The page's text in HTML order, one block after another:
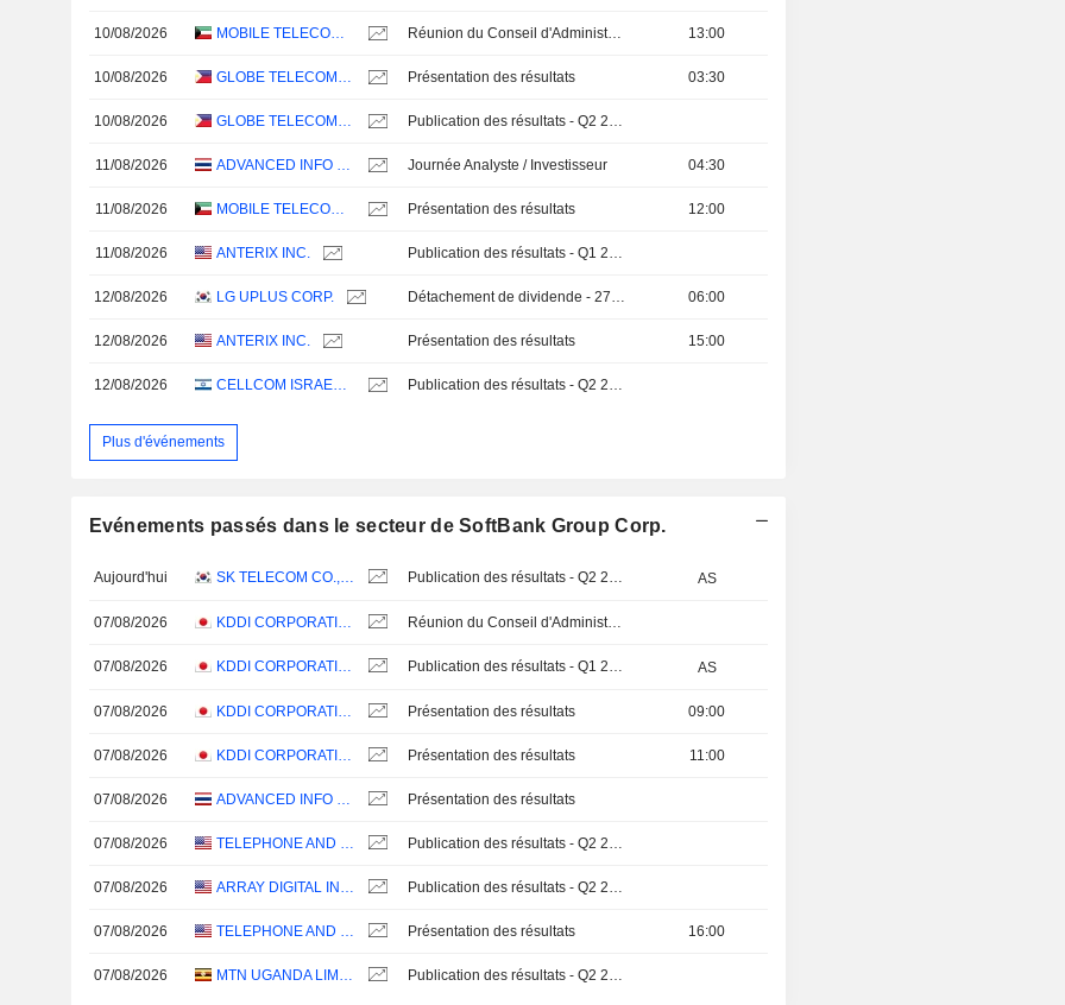
10/08/2026 MOBILE TELECOMMUNICATIONS COMPANY K.S.C.P. Réunion du Conseil d'Administration 13:00
10/08/2026 GLOBE TELECOM, INC. Présentation des résultats 03:30
10/08/2026 GLOBE TELECOM, INC. Publication des résultats - Q2 2026
11/08/2026 ADVANCED INFO SERVICE Journée Analyste / Investisseur 04:30
11/08/2026 MOBILE TELECOMMUNICATIONS COMPANY K.S.C.P. Présentation des résultats 12:00
11/08/2026 ANTERIX INC. Publication des résultats - Q1 2027
12/08/2026 LG UPLUS CORP. Détachement de dividende - 270 KRW 06:00
12/08/2026 ANTERIX INC. Présentation des résultats 15:00
12/08/2026 CELLCOM ISRAEL LTD. Publication des résultats - Q2 2026
Plus d'événements
Evénements passés dans le secteur de SoftBank Group Corp.
Aujourd'hui AS
07/08/2026
07/08/2026 AS
07/08/2026 Présentation des résultats 09:00
07/08/2026 Présentation des résultats 11:00
07/08/2026 Présentation des résultats
07/08/2026
07/08/2026
07/08/2026 Présentation des résultats 16:00
07/08/2026